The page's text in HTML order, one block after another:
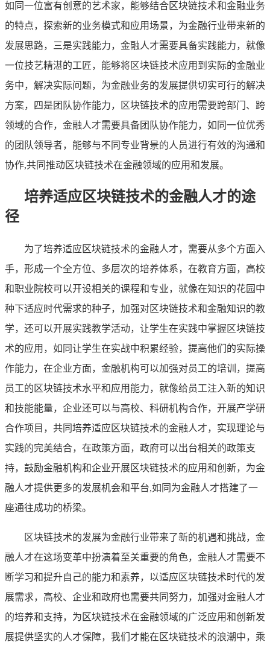
如同一位富有创意的艺术家，能够结合区块链技术和金融业务
的特点，探索新的业务模式和应用场景，为金融行业带来新的
发展思路，三是实践能力，金融人才需要具备实践能力，就像
一位技艺精湛的工匠，能够将区块链技术应用到实际的金融业
务中，解决实际问题，为金融业务的发展提供切实可行的解决
方案，四是团队协作能力，区块链技术的应用需要跨部门、跨
领域的合作，金融人才需要具备团队协作能力，如同一位优秀
的团队领导者，能够与不同专业背景的人员进行有效的沟通和
协作,共同推动区块链技术在金融领域的应用和发展。
培养适应区块链技术的金融人才的途
径
为了培养适应区块链技术的金融人才，需要从多个方面入
手，形成一个全方位、多层次的培养体系，在教育方面，高校
和职业院校可以开设相关的课程和专业，就像在知识的花园中
种下适应时代需求的种子，加强对区块链技术和金融知识的教
学，还可以开展实践教学活动，让学生在实践中掌握区块链技
术的应用，如同让学生在实战中积累经验，提高他们的实际操
作能力，在企业方面，金融机构可以加强对员工的培训，提高
员工的区块链技术水平和应用能力，就像给员工注入新的知识
和技能能量，企业还可以与高校、科研机构合作，开展产学研
合作项目，共同培养适应区块链技术的金融人才，实现理论与
实践的完美结合，在政策方面，政府可以出台相关的政策支
持，鼓励金融机构和企业开展区块链技术的应用和创新，为金
融人才提供更多的发展机会和平台,如同为金融人才搭建了一
座通往成功的桥梁。
区块链技术的发展为金融行业带来了新的机遇和挑战，金
融人才在这场变革中扮演着至关重要的角色，金融人才需要不
断学习和提升自己的能力和素养，以适应区块链技术时代的发
展需求，高校、企业和政府也需要共同努力，加强对金融人才
的培养和支持，为区块链技术在金融领域的广泛应用和创新发
展提供坚实的人才保障，我们才能在区块链技术的浪潮中，乘